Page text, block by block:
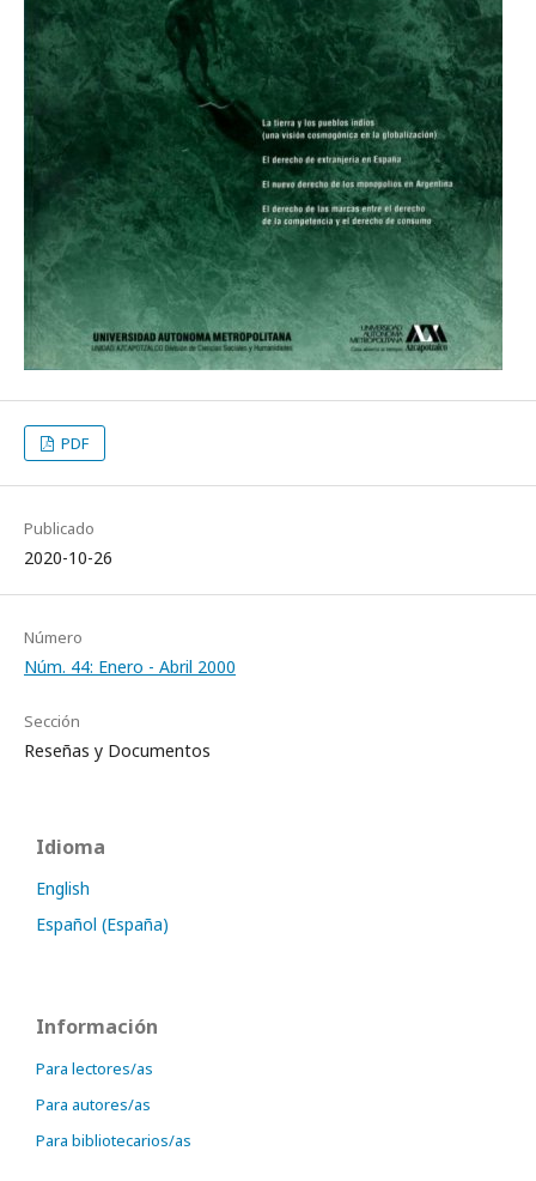
PDF
Publicado
2020-10-26
Número
Núm. 44: Enero - Abril 2000
Sección
Reseñas y Documentos
Idioma
English
Español (España)
Información
Para lectores/as
Para autores/as
Para bibliotecarios/as